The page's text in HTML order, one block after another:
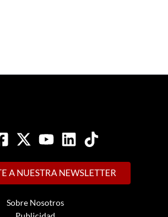
A NUESTRA NEWSLETTER
Sobre Nosotros